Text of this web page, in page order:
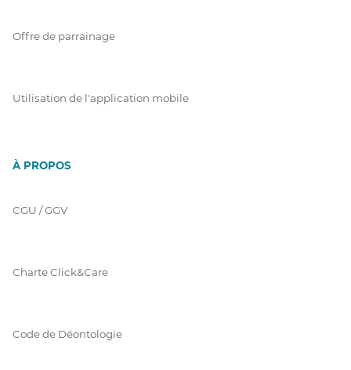
Offre de parrainage
Utilisation de l'application mobile
À PROPOS
CGU / GGV
Charte Click&Care
Code de Déontologie